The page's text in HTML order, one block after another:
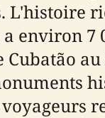
L'histoire
environ 7
Cubatão